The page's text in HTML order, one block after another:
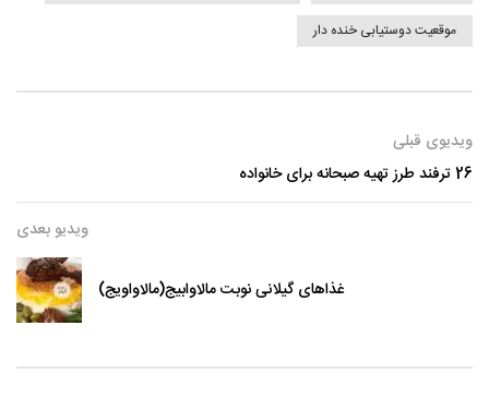
موقعیت دوستیابی خنده دار
ویدیوی قبلی
26 ترفند طرز تهیه صبحانه برای خانواده
ویدیو بعدی
غذاهای گیلانی نوبت مالاوابیج(مالاواویج)